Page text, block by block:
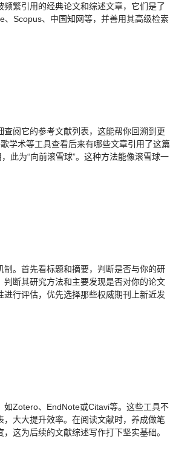
繁引用的经典论文和综述文章，它们是了
Scopus、中国知网等，并善用其高级检索
阅它的参考文献列表，这能帮你回溯到更
学术等工具查看后来有哪些文章引用了这篇
此为“向前滚雪球”。这种方法能像滚雪球一
。首先看标题和摘要，判断是否与你的研
断其研究方法和主要发现是否对你的论文
行评估，优先选择那些权威期刊上新近发
如Zotero、EndNote或Citavi等。这些工具不
大大提升效率。在阅读文献时，养成做笔
这为后续的文献综述写作打下坚实基础。